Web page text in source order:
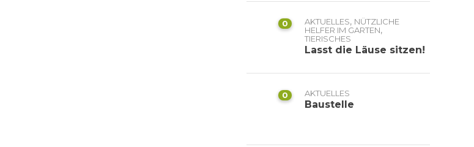
0 AKTUELLES, NÜTZLICHE
HELFER IM GARTEN,
TIERISCHES
Lasst die Läuse sitzen!
0 AKTUELLES
Baustelle